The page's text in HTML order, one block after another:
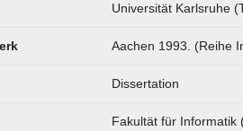
Universität Karlsruhe
Aachen 1993. (Reihe
Dissertation
Fakultät für Informatik